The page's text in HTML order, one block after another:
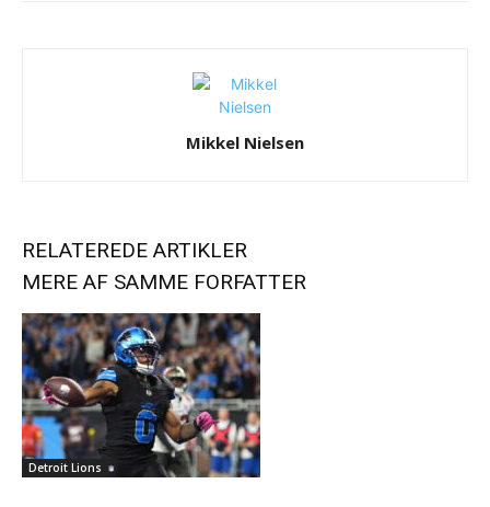
Mikkel Nielsen
RELATEREDE ARTIKLER
MERE AF SAMME FORFATTER
Detroit Lions